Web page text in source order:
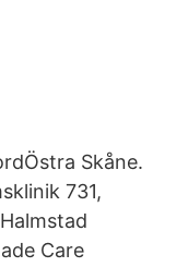
Skåne.
731,
Care